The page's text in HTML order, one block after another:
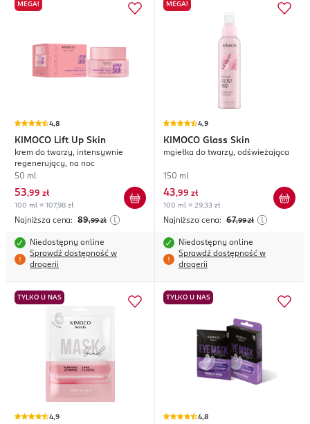
MEGA!
4,8
KIMOCO Lift Up Skin
krem do twarzy, intensywnie
regenerujący, na noc
50 ml
53,99 zł
100 ml = 107,98 zł
Najniższa cena: 89,99 zł
Niedostępny online
Sprawdź dostępność w
drogerii
MEGA!
4,9
KIMOCO Glass Skin
mgiełka do twarzy, odświeżająca
150 ml
43,99 zł
100 ml = 29,33 zł
Najniższa cena: 67,99 zł
Niedostępny online
Sprawdź dostępność w
drogerii
TYLKO U NAS
4,9
TYLKO U NAS
4,8